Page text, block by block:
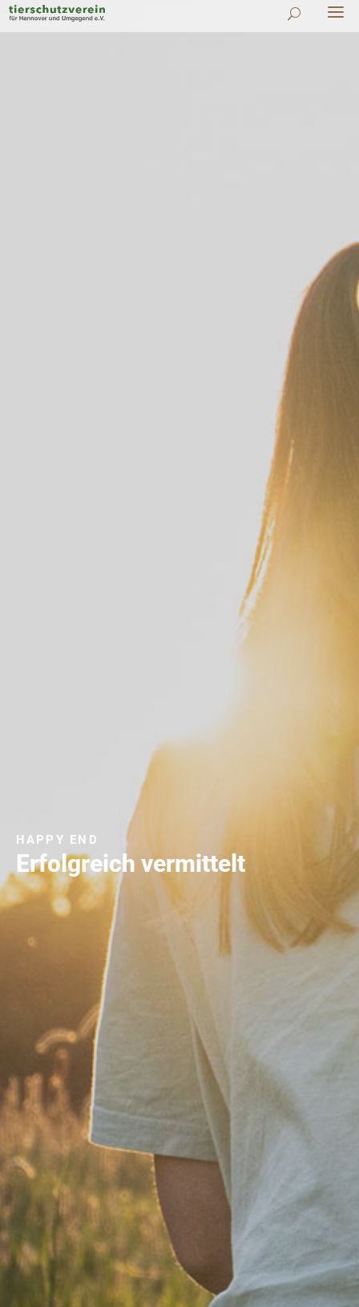
Erfolgreich vermittelt
HAPPY END